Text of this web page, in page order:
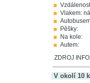
Vlakem:
Pěšky:
Na kole:
Autem:
ZDROJ
V okolí 10